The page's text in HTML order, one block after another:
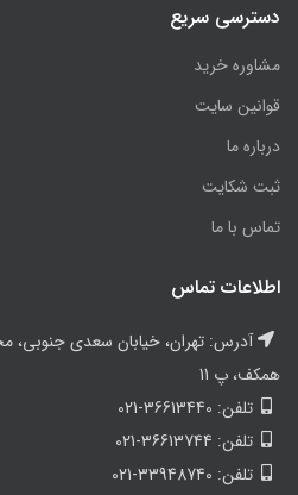
دسترسی سریع
مشاوره خرید
قوانین سایت
درباره ما
ثبت شکایت
تماس با ما
اطلاعات تماس
آدرس: تهران، خیابان سعدی جنوبی،
همکف، پ 11
تلفن: 36613440-021
تلفن: 36613744-021
تلفن: 33948740-021